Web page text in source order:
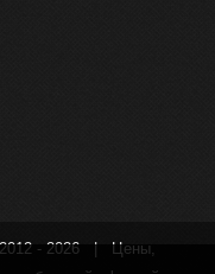
2012 - 2026 | Цены,